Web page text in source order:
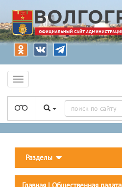
Разделы